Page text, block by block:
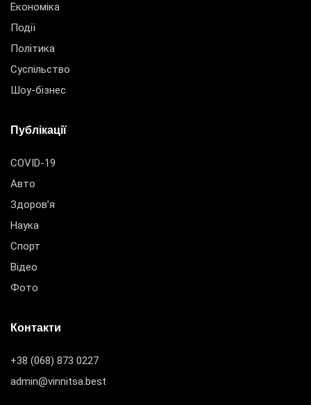
Економіка
Події
Політика
Суспільство
Шоу-бізнес
Публікації
COVID-19
Авто
Здоров’я
Наука
Спорт
Відео
Фото
Контакти
+38 (068) 873 0227
admin@vinnitsa.best